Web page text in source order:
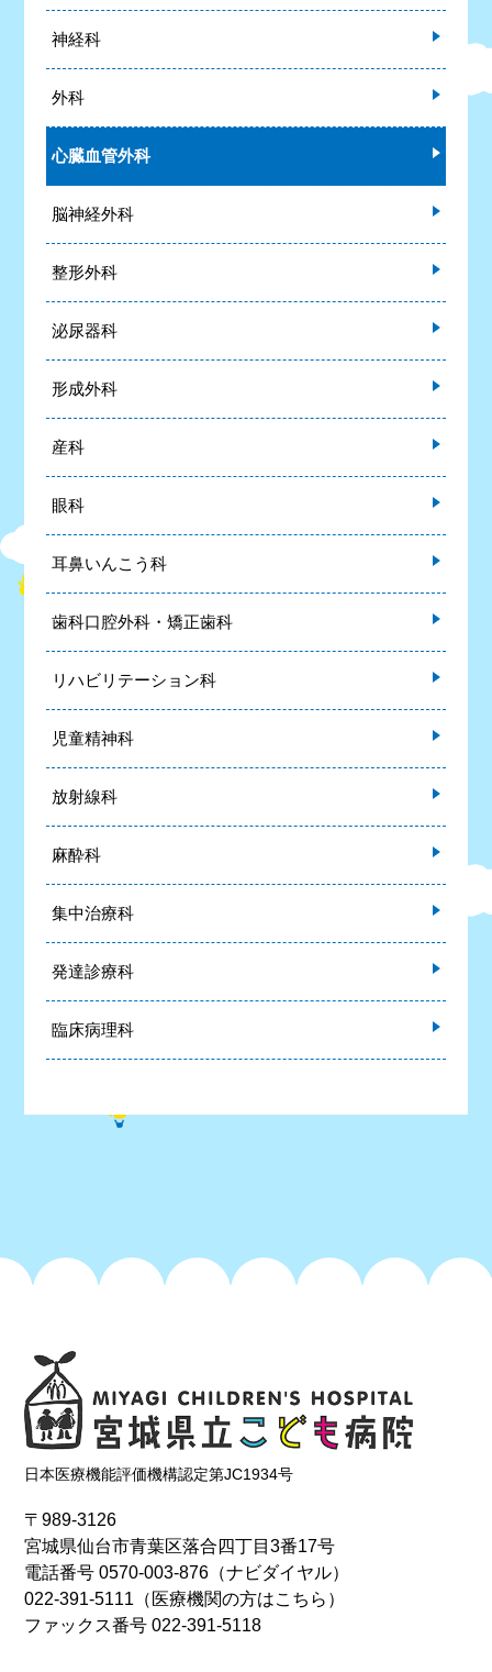
神経科
外科
心臓血管外科
脳神経外科
整形外科
泌尿器科
形成外科
産科
眼科
耳鼻いんこう科
歯科口腔外科・矯正歯科
リハビリテーション科
児童精神科
放射線科
麻酔科
集中治療科
発達診療科
臨床病理科
日本医療機能評価機構認定第JC1934号
〒989-3126
宮城県仙台市青葉区落合四丁目3番17号
電話番号0570-003-876 （ナビダイヤル）
022-391-5111 （医療機関の方はこちら）
ファックス番号 022-391-5118